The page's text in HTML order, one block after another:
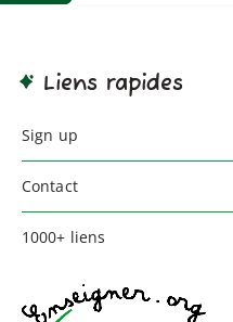
Liens rapides
Sign up
Contact
1000+ liens